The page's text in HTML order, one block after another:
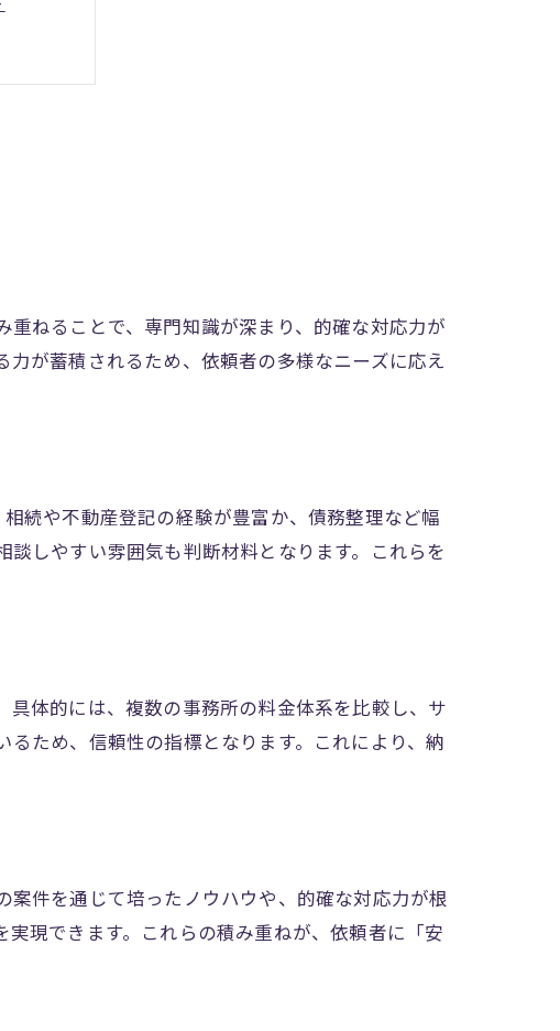
コツ
背景
訳
景
価
ねることで、専門知識が深まり、的確な対応力が
が蓄積されるため、依頼者の多様なニーズに応え
続や不動産登記の経験が豊富か、債務整理など幅
しやすい雰囲気も判断材料となります。これらを
体的には、複数の事務所の料金体系を比較し、サ
ため、信頼性の指標となります。これにより、納
件を通じて培ったノウハウや、的確な対応力が根
現できます。これらの積み重ねが、依頼者に「安